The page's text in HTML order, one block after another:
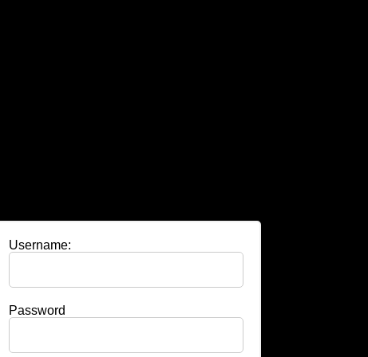
Username:
Password